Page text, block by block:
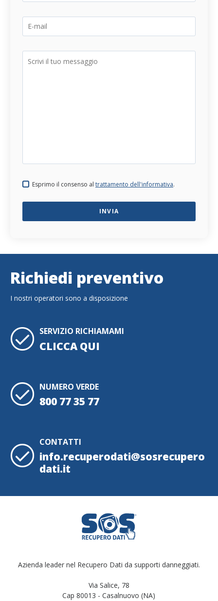
Esprimo il consenso al trattamento dell'informativa.
Richiedi preventivo
I nostri operatori sono a disposizione
SERVIZIO RICHIAMAMI
CLICCA QUI
NUMERO VERDE
800 77 35 77
CONTATTI
info.recuperodati@sosrecupero
dati.it
Azienda leader nel Recupero Dati da supporti danneggiati.
Via Salice, 78
Cap 80013 - Casalnuovo (NA)